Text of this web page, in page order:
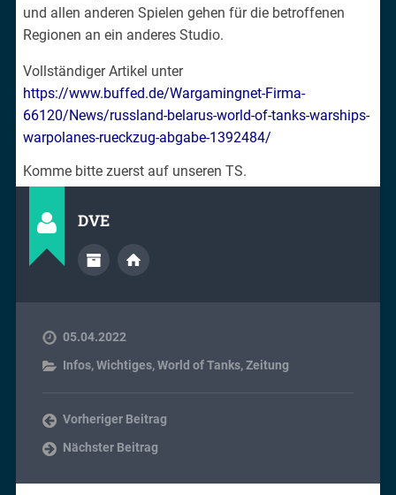
und allen anderen Spielen gehen für die betroffenen
Regionen an ein anderes Studio.
Vollständiger Artikel unter
https://www.buffed.de/Wargamingnet-Firma-
66120/News/russland-belarus-world-of-tanks-warships-
warpolanes-rueckzug-abgabe-1392484/
Komme bitte zuerst auf unseren TS.
DVE
05.04.2022
Infos,Wichtiges,World of Tanks,Zeitung
Vorheriger Beitrag
Nächster Beitrag